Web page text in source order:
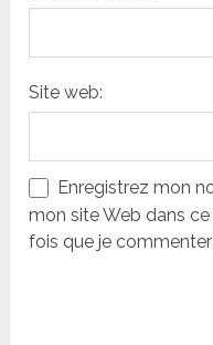
Site web:
Enregistrez mon
mon site Web dans
fois que je